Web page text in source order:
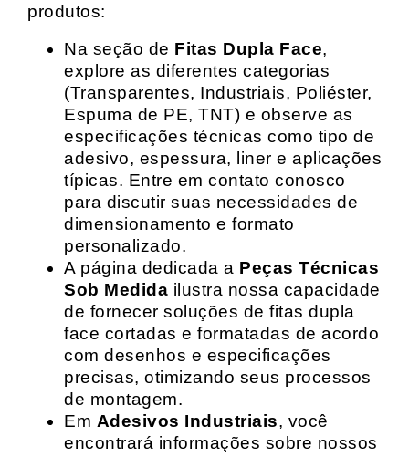
produtos:
Na seção de Fitas Dupla Face,
explore as diferentes categorias
(Transparentes, Industriais, Poliéster,
Espuma de PE, TNT) e observe as
especificações técnicas como tipo de
adesivo, espessura, liner e aplicações
típicas. Entre em contato conosco
para discutir suas necessidades de
dimensionamento e formato
personalizado.
A página dedicada a Peças Técnicas
Sob Medida ilustra nossa capacidade
de fornecer soluções de fitas dupla
face cortadas e formatadas de acordo
com desenhos e especificações
precisas, otimizando seus processos
de montagem.
Em Adesivos Industriais, você
encontrará informações sobre nossos